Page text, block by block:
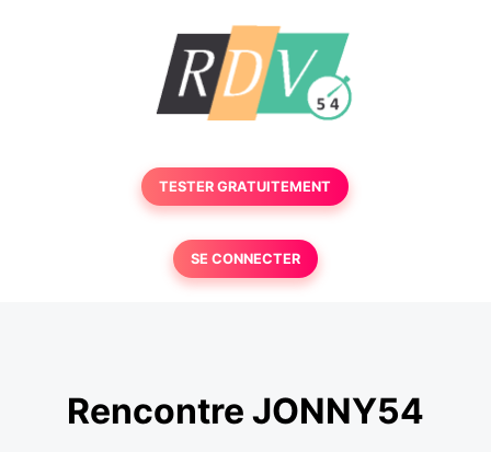
TESTER GRATUITEMENT
SE CONNECTER
Rencontre JONNY54